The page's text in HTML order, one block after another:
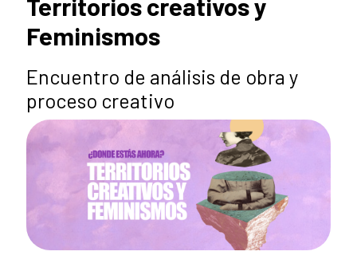
Territorios creativos y
Feminismos
Encuentro de análisis de obra y
proceso creativo